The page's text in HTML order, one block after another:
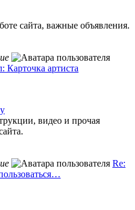
сайта, важные объявления.
артиста
видео и прочая
Re: